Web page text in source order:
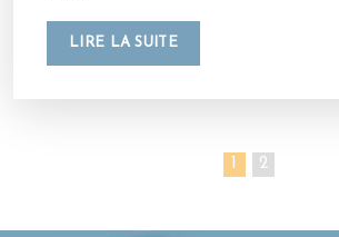
LIRE LA SUITE
1 2